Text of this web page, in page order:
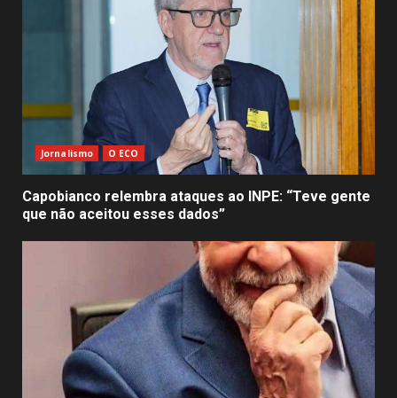
Jornalismo O ECO
Capobianco relembra ataques ao INPE: “Teve gente
que não aceitou esses dados”